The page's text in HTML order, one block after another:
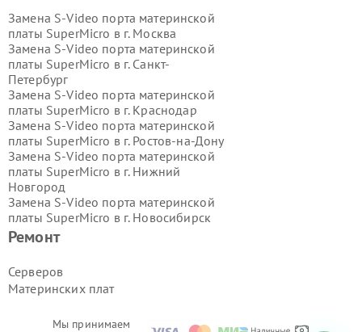
Мы принимаем
Ремонт
Серверов
Материнских плат
Замена S-Video порта материнской
платы SuperMicro в г. Москва
Замена S-Video порта материнской
платы SuperMicro в г. Санкт-
Петербург
Замена S-Video порта материнской
платы SuperMicro в г. Краснодар
Замена S-Video порта материнской
платы SuperMicro в г. Ростов-на-Дону
Замена S-Video порта материнской
платы SuperMicro в г. Нижний
Новгород
Замена S-Video порта материнской
платы SuperMicro в г. Новосибирск
Замена S-Video порта материнской
платы SuperMicro в г.
платы SuperMicro в г.
Замена S-Video порта материнской
Замена S-Video порта материнской